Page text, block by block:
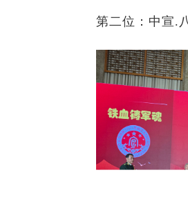
第二位：中宣.